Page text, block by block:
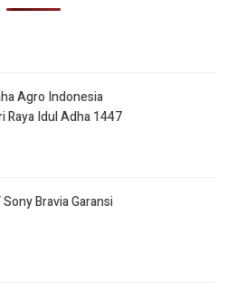
Agro Indonesia
Raya Idul Adha 1447
Bravia Garansi